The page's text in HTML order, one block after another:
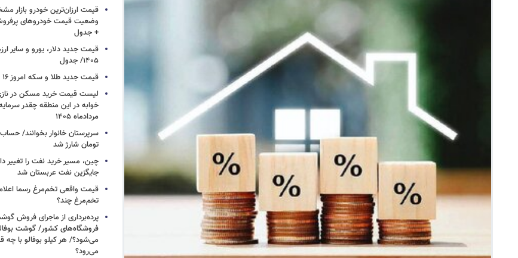
قیمت ارزان‌ترین خودرو
+ جدول
۱۴۰۵/ جدول
قیمت جدید طلا و سکه امروز ۱۶ مردادماه ۱۴۰۵/ جدول
خوابه در این منطقه چقدر
مردادماه ۱۴۰۵
تومان شارژ شد
چین، مسیر خرید نفت را تغییر
جایگزین نفت عربستان شد
قیمت واقعی تخم‌مرغ رسما
تخم‌مرغ چند؟
پرده‌برداری از ماجرای فروش
فروشگاه‌های کشور/ گوشت
می‌شود؟/ هر کیلو بوفالو با
می‌رود؟